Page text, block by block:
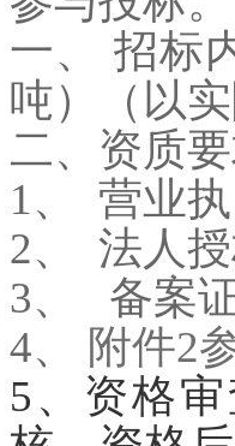
一、
招标
吨）（以
二、资质
1、
营业
2、
法人
3、
备案
4、
附件2
5、资格